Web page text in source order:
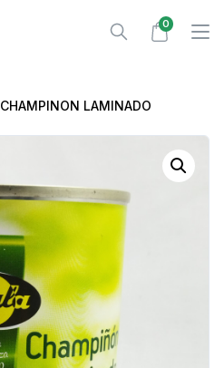
0
CHAMPINON LAMINADO